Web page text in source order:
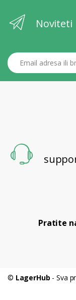
Noviteti
Email adresa ili broj
Pratite
© LagerHub - Sva